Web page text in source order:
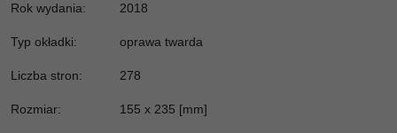
Rok wydania: 2018
Typ okładki: oprawa twarda
Liczba stron: 278
Rozmiar: 155 x 235 [mm]